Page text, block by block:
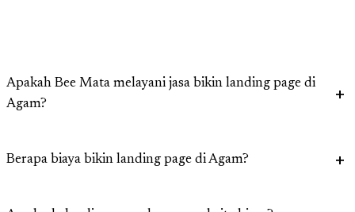
Apakah Bee Mata melayani jasa bikin landing page di
Agam?
Berapa biaya bikin landing page di Agam?